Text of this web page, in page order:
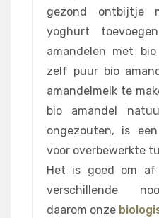
gezond
yoghurt
amandelen met
zelf puur bio
amandelmelk te
bio amandel
ongezouten, is
voor overbewerkte
Het is goed om af
verschillende
daarom onze